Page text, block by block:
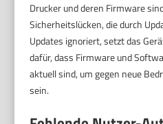
Drucker und deren Firmware
Sicherheitslücken, die durch
Updates ignoriert, setzt das
dafür, dass Firmware und
aktuell sind, um gegen neue
sein.